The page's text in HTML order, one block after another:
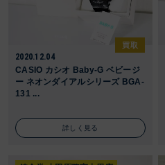
買取
2020.12.04
CASIO カシオ Baby-G ベビージ
ー ネオンダイアルシリーズ BGA-
131 ...
詳しく見る